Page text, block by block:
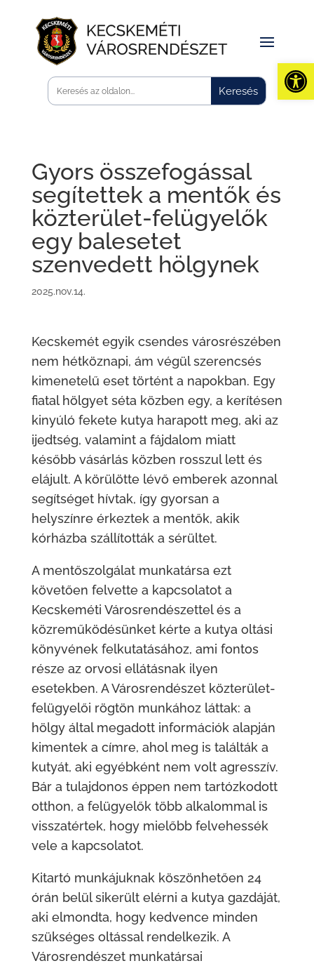
Gyors összefogással
segítettek a mentők és
közterület-felügyelők
egy balesetet
szenvedett hölgynek
2025.nov.14.
Kecskemét egyik csendes városrészében
nem hétköznapi, ám végül szerencsés
kimenetelű eset történt a napokban. Egy
fiatal hölgyet séta közben egy, a kerítésen
kinyúló fekete kutya harapott meg, aki az
ijedtség, valamint a fájdalom miatt
később vásárlás közben rosszul lett és
elájult. A körülötte lévő emberek azonnal
segítséget hívtak, így gyorsan a
helyszínre érkeztek a mentők, akik
kórházba szállították a sérültet.
A mentőszolgálat munkatársa ezt
követően felvette a kapcsolatot a
Kecskeméti Városrendészettel és a
közreműködésünket kérte a kutya oltási
könyvének felkutatásához, ami fontos
része az orvosi ellátásnak ilyen
esetekben. A Városrendészet közterület-
felügyelői rögtön munkához láttak: a
hölgy által megadott információk alapján
kimentek a címre, ahol meg is találták a
kutyát, aki egyébként nem volt agresszív.
Bár a tulajdonos éppen nem tartózkodott
otthon, a felügyelők több alkalommal is
visszatértek, hogy mielőbb felvehessék
vele a kapcsolatot.
Kitartó munkájuknak köszönhetően 24
órán belül sikerült elérni a kutya gazdáját,
aki elmondta, hogy kedvence minden
szükséges oltással rendelkezik. A
Városrendészet munkatársai